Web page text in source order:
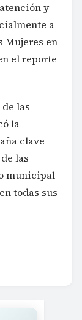
y
a
Mujeres en
el reporte
las
la
clave
las
municipal
todas sus